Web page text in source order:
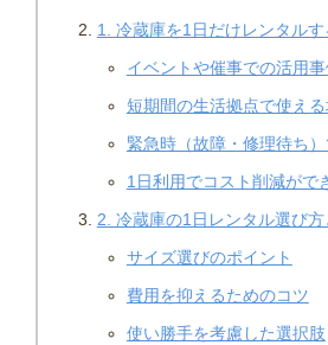
1. 冷蔵庫を1日だけレンタル
イベントや催事での活用事
短期間の生活拠点で使え
緊急時（故障・修理待ち
1日利用でコスト削減がで
2. 冷蔵庫の1日レンタル選び方
サイズ選びのポイント
費用を抑えるためのコツ
使い勝手を考慮した選択肢